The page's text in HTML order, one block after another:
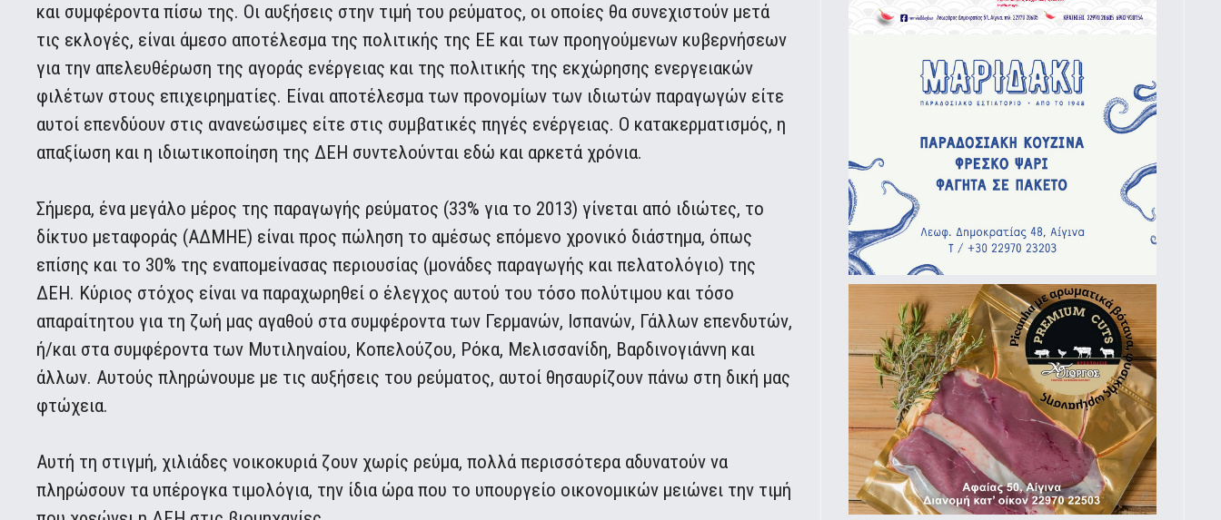
και συμφέροντα πίσω της. Οι αυξήσεις στην τιμή του ρεύματος, οι οποίες θα συνεχιστούν μετά
τις εκλογές, είναι άμεσο αποτέλεσμα της πολιτικής της ΕΕ και των προηγούμενων κυβερνήσεων
για την απελευθέρωση της αγοράς ενέργειας και της πολιτικής της εκχώρησης ενεργειακών
φιλέτων στους επιχειρηματίες. Είναι αποτέλεσμα των προνομίων των ιδιωτών παραγωγών είτε
αυτοί επενδύουν στις ανανεώσιμες είτε στις συμβατικές πηγές ενέργειας. Ο κατακερματισμός, η
απαξίωση και η ιδιωτικοποίηση της ΔΕΗ συντελούνται εδώ και αρκετά χρόνια.
Σήμερα, ένα μεγάλο μέρος της παραγωγής ρεύματος (33% για το 2013) γίνεται από ιδιώτες, το
δίκτυο μεταφοράς (ΑΔΜΗΕ) είναι προς πώληση το αμέσως επόμενο χρονικό διάστημα, όπως
επίσης και το 30% της εναπομείνασας περιουσίας (μονάδες παραγωγής και πελατολόγιο) της
ΔΕΗ. Κύριος στόχος είναι να παραχωρηθεί ο έλεγχος αυτού του τόσο πολύτιμου και τόσο
απαραίτητου για τη ζωή μας αγαθού στα συμφέροντα των Γερμανών, Ισπανών, Γάλλων επενδυτών,
ή/και στα συμφέροντα των Μυτιληναίου, Κοπελούζου, Ρόκα, Μελισσανίδη, Βαρδινογιάννη και
άλλων. Αυτούς πληρώνουμε με τις αυξήσεις του ρεύματος, αυτοί θησαυρίζουν πάνω στη δική μας
φτώχεια.
Αυτή τη στιγμή, χιλιάδες νοικοκυριά ζουν χωρίς ρεύμα, πολλά περισσότερα αδυνατούν να
πληρώσουν τα υπέρογκα τιμολόγια, την ίδια ώρα που το υπουργείο οικονομικών μειώνει την τιμή